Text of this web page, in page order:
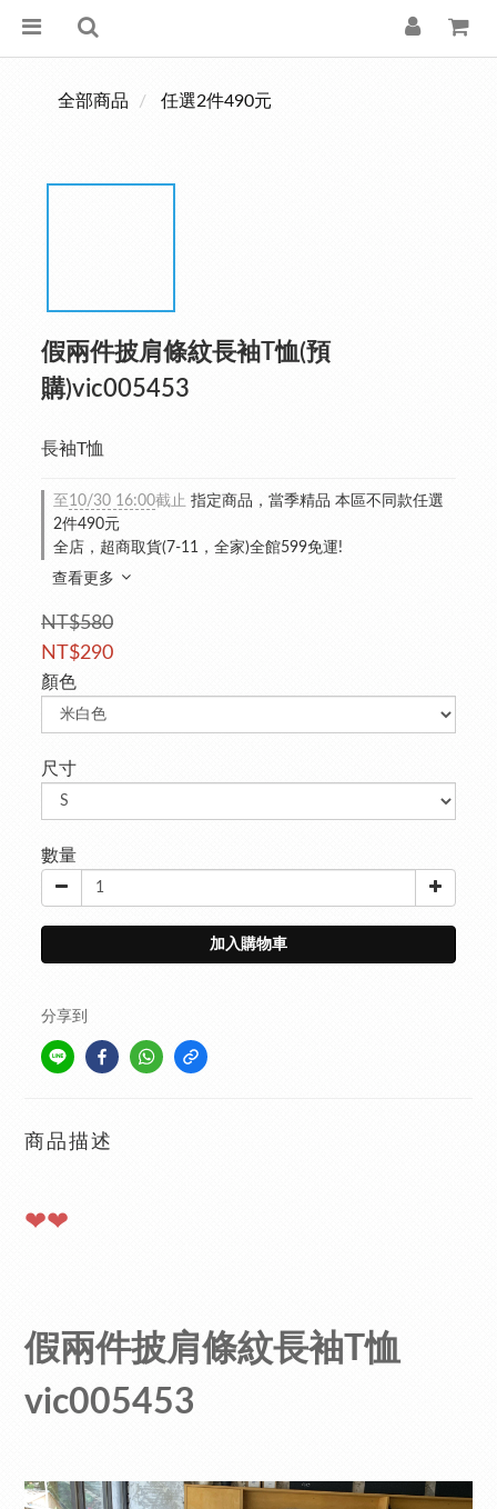
全部商品 任選2件490元
假兩件披肩條紋長袖T恤(預
購)vic005453
長袖T恤
至 10/30 16:00截止 指定商品，當季精品 本區不同款任選
2件490元
全店，超商取貨(7-11，全家)全館599免運!
查看更多
NT$580
NT$290
顏色
尺寸
數量
加入購物車
分享到
商品描述
❤❤
假兩件披肩條紋長袖T恤
vic005453